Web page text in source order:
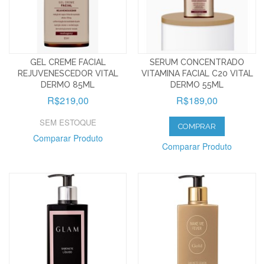
GEL CREME FACIAL
REJUVENESCEDOR VITAL
DERMO 85ML
R$219,00
SEM ESTOQUE
Comparar Produto
SERUM CONCENTRADO
VITAMINA FACIAL C20 VITAL
DERMO 55ML
R$189,00
COMPRAR
Comparar Produto